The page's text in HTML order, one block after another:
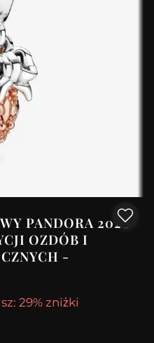
PANDORA 2020
OZDÓB I
-
29% zniżki